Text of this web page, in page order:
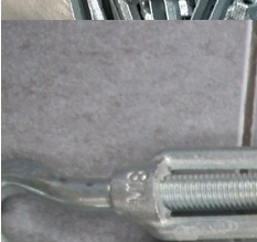
Giá bánVND